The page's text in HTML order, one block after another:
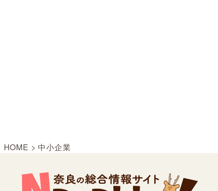
HOME > 中小企業